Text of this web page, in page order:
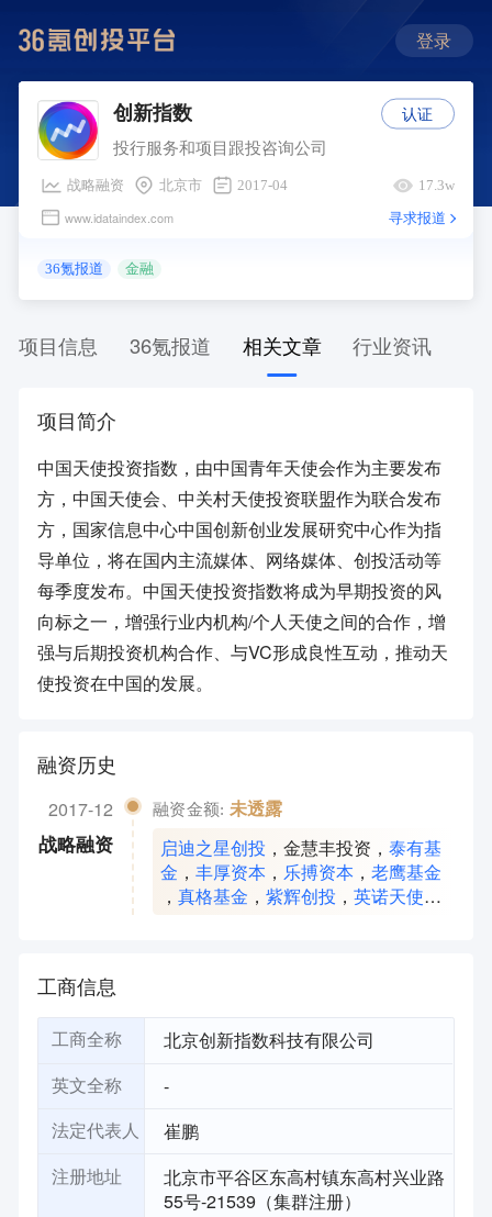
登录
创新指数
投行服务和项目跟投咨询公司
战略融资 北京市 2017-04 17.3w
www.idataindex.com 寻求报道
36氪报道 金融
认证
项目信息 36氪报道 相关文章 行业资讯
项目简介
中国天使投资指数，由中国青年天使会作为主要发布
方，中国天使会、中关村天使投资联盟作为联合发布
方，国家信息中心中国创新创业发展研究中心作为指
导单位，将在国内主流媒体、网络媒体、创投活动等
每季度发布。中国天使投资指数将成为早期投资的风
向标之一，增强行业内机构/个人天使之间的合作，增
强与后期投资机构合作、与VC形成良性互动，推动天
使投资在中国的发展。
融资历史
2017-12
战略融资
融资金额: 未透露
启迪之星创投 ，金慧丰投资 ，泰有基
金 ，丰厚资本 ， 乐搏资本 ，老鹰基金
，真格基金 ，紫辉创投 ，英诺天使基
工商信息
工商全称 北京创新指数科技有限公司
英文全称 -
法定代表人 崔鹏
注册地址
北京市平谷区东高村镇东高村兴业路
55号-21539（集群注册）